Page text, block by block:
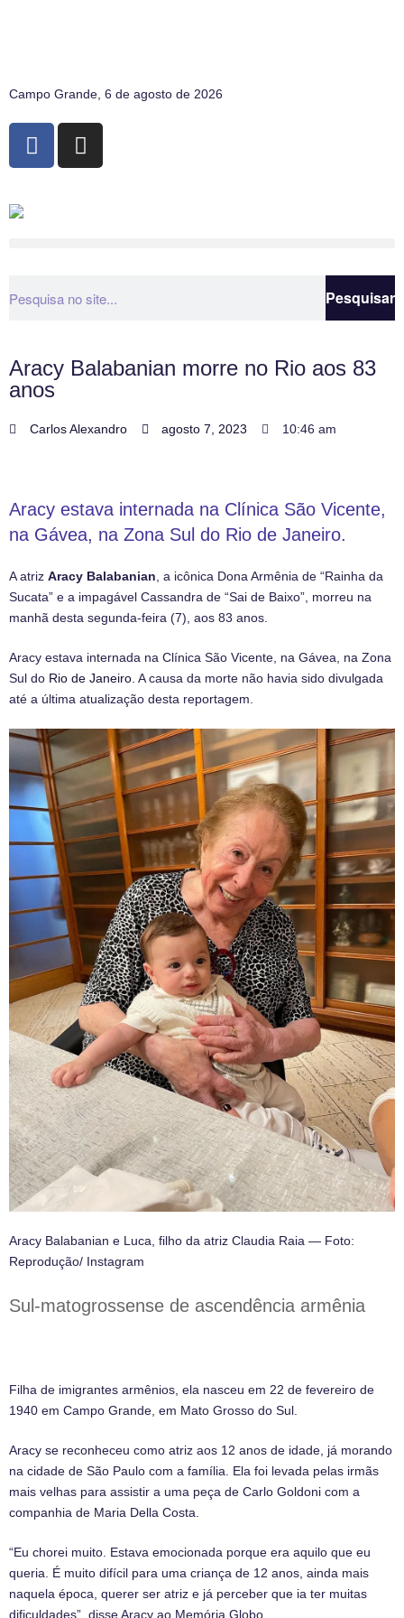
Campo Grande, 6 de agosto de 2026
Pesquisar
Aracy Balabanian morre no Rio aos 83
anos
Carlos Alexandro agosto 7, 2023 10:46 am
Aracy estava internada na Clínica São Vicente,
na Gávea, na Zona Sul do Rio de Janeiro.
A atriz Aracy Balabanian , a icônica Dona Armênia de “Rainha da
Sucata” e a impagável Cassandra de “Sai de Baixo”, morreu na
manhã desta segunda-feira (7), aos 83 anos.
Aracy estava internada na Clínica São Vicente, na Gávea, na Zona
Sul do Rio de Janeiro . A causa da morte não havia sido divulgada
até a última atualização desta reportagem.
Aracy Balabanian e Luca, filho da atriz Claudia Raia — Foto:
Reprodução/ Instagram
Sul-matogrossense de ascendência armênia
Filha de imigrantes armênios, ela nasceu em 22 de fevereiro de
1940 em Campo Grande, em Mato Grosso do Sul.
Aracy se reconheceu como atriz aos 12 anos de idade, já morando
na cidade de São Paulo com a família. Ela foi levada pelas irmãs
mais velhas para assistir a uma peça de Carlo Goldoni com a
companhia de Maria Della Costa.
“Eu chorei muito. Estava emocionada porque era aquilo que eu
queria.
É muito difícil para uma criança de 12 anos, ainda mais
naquela época, querer ser atriz e já perceber que ia ter muitas
dificuldades”, disse Aracy ao Memória Globo.